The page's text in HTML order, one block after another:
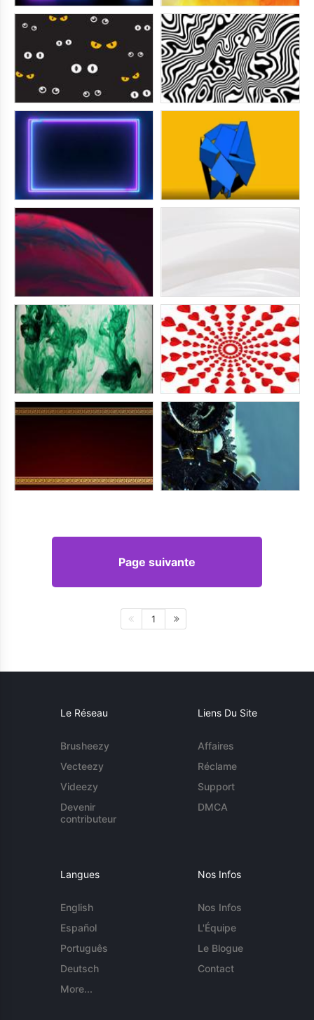
Page suivante
1
Le Réseau
Brusheezy
Vecteezy
Videezy
Devenir
contributeur
Liens Du Site
Affaires
Réclame
Support
DMCA
Langues
English
Español
Português
Deutsch
More...
Nos Infos
Nos Infos
L'Équipe
Le Blogue
Contact